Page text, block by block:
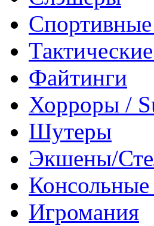
Файтинги
Хорроры /
Шутеры
Экшены/
Игромания